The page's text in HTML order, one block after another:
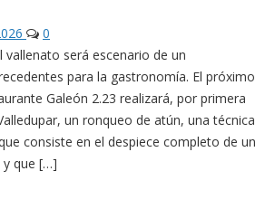
0
vallenato será escenario de un
para la gastronomía. El próximo
Galeón 2.23 realizará, por primera
un ronqueo de atún, una técnica
consiste en el despiece completo de un
y que […]